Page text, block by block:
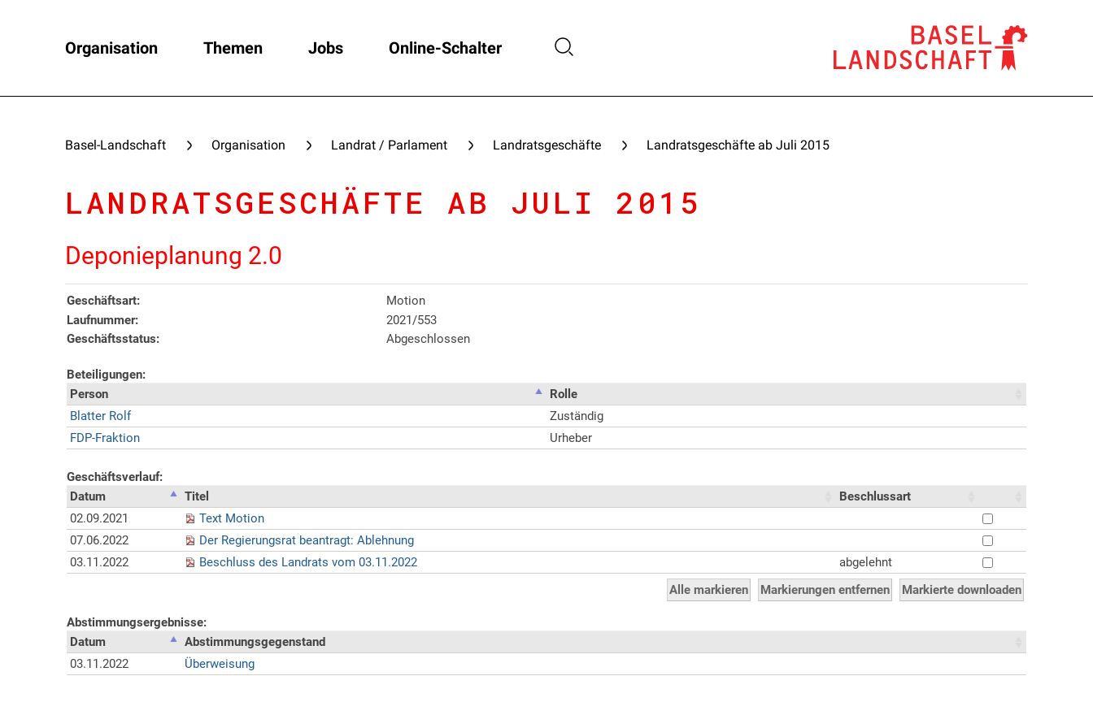
Organisation Themen Jobs Online-Schalter
Basel-Landschaft Organisation Landrat / Parlament Landratsgeschäfte Landratsgeschäfte ab Juli 2015
LANDRATSGESCHÄFTE AB JULI 2015